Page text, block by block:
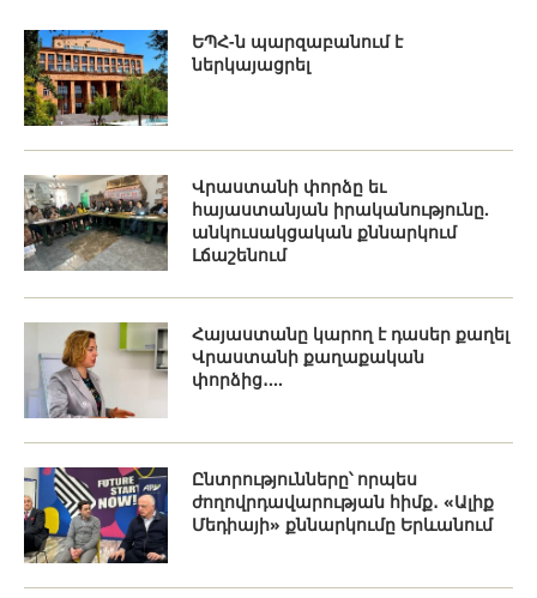
ԵՊՀ-ն պարզաբանում է
ներկայացրել
Վրաստանի փորձը եւ
հայաստանյան իրականությունը.
անկուսակցական քննարկում
Լճաշենում
Հայաստանը կարող է դասեր քաղել
Վրաստանի քաղաքական
փորձից․...
Ընտրությունները՝ որպես
ժողովրդավարության հիմք․ «Ալիք
Մեդիայի» քննարկումը Երևանում